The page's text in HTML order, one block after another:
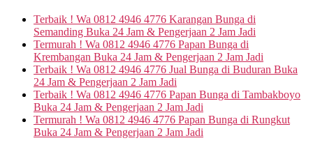
Terbaik ! Wa 0812 4946 4776 Karangan Bunga di
Semanding Buka 24 Jam & Pengerjaan 2 Jam Jadi
Termurah ! Wa 0812 4946 4776 Papan Bunga di
Krembangan Buka 24 Jam & Pengerjaan 2 Jam Jadi
Terbaik ! Wa 0812 4946 4776 Jual Bunga di Buduran Buka
24 Jam & Pengerjaan 2 Jam Jadi
Terbaik ! Wa 0812 4946 4776 Papan Bunga di Tambakboyo
Buka 24 Jam & Pengerjaan 2 Jam Jadi
Termurah ! Wa 0812 4946 4776 Papan Bunga di Rungkut
Buka 24 Jam & Pengerjaan 2 Jam Jadi